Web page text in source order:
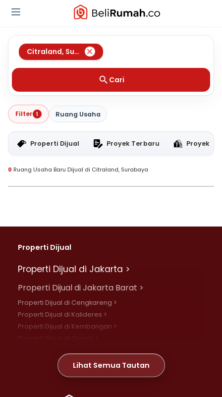
Citraland, Surabaya
Cari
Filter 1 Ruang Usaha
Properti Dijual Proyek Terbaru Proyek
0 Ruang Usaha Baru Dijual di Citraland, Surabaya
Properti Dijual
Properti Dijual di Jakarta >
Properti Dijual di Jakarta Barat >
Properti Dijual di Cengkareng >
Properti Dijual di Kalideres >
Properti Dijual di Kembangan >
Properti Dijual di Meruya >
Properti Dijual di Jelambar >
Lihat Semua Tautan